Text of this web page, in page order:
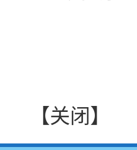
【关闭】